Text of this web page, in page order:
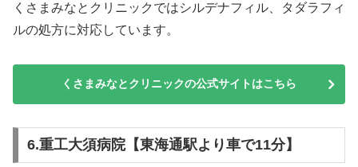
くさまみなとクリニックではシルデナフィル、タダラフィ
ルの処方に対応しています。
くさまみなとクリニックの公式サイトはこちら
6.重工大須病院【東海通駅より車で11分】